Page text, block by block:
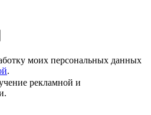
моих персональных данных
.
рекламной и